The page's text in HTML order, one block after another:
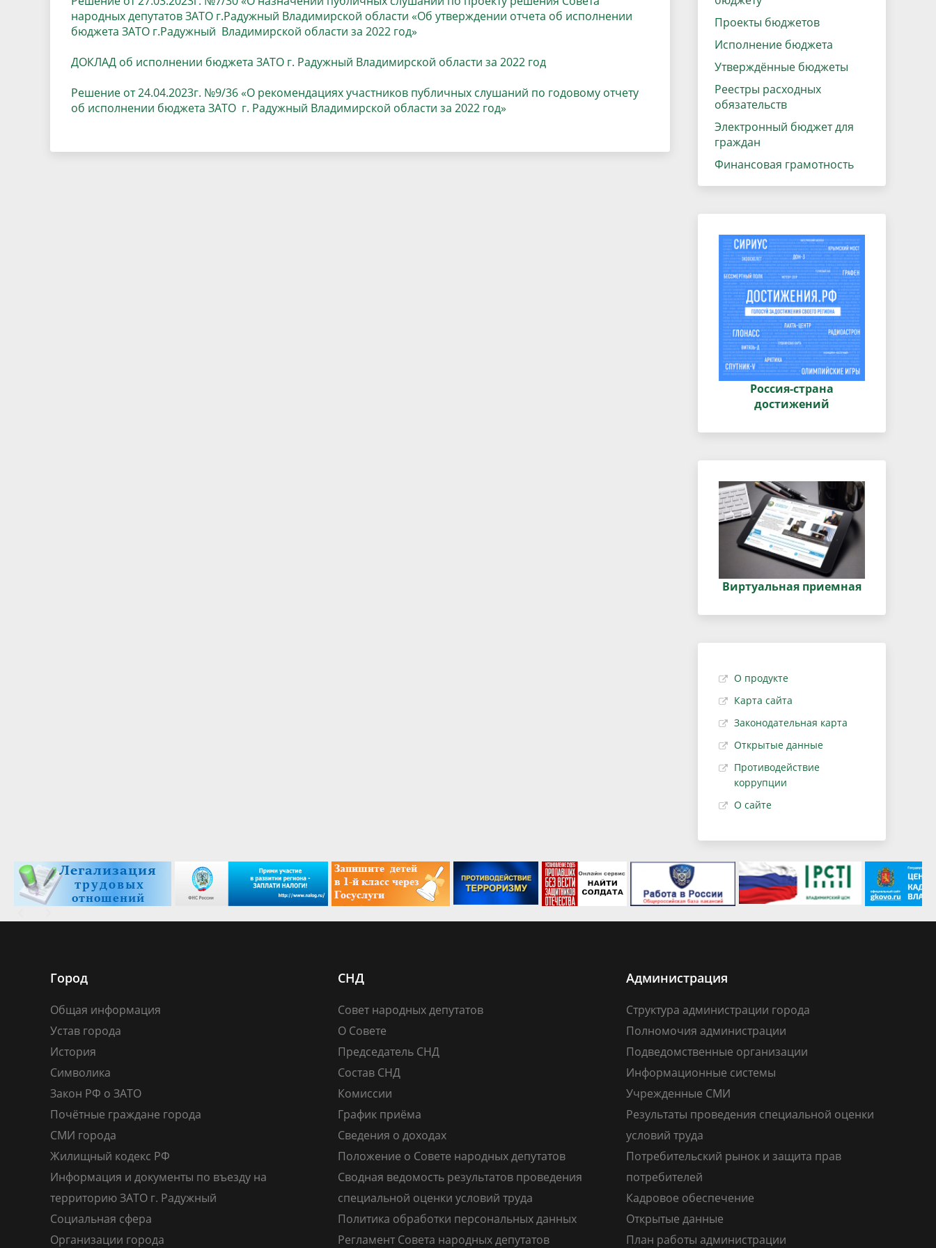
Песни о городе
Защита населения Технопарковая зона
Градостроительная деятельность
Инициативные проекты
условий труда
Координационные и совещательные
органы
Муниципальные закупки
Противодействие коррупции
Муниципально - частное
Поддержка малого и среднего
предпринимательства
Результаты проверок
народных депутатов ЗАТО г.Радужный Владимирской области «Об утверждении отчета об исполнении
бюджета ЗАТО г.Радужный Владимирской области за 2022 год»
ДОКЛАД об исполнении бюджета ЗАТО г. Радужный Владимирской области за 2022 год
Решение от 24.04.2023г. №9/36 «О рекомендациях участников публичных слушаний по годовому отчету
об исполнении бюджета ЗАТО г. Радужный Владимирской области за 2022 год»
Проекты бюджетов
Исполнение бюджета
Утверждённые бюджеты
Реестры расходных
обязательств
Электронный бюджет для
граждан
Финансовая грамотность
Россия-страна
достижений
Виртуальная приемная
О продукте
Карта сайта
Законодательная карта
Открытые данные
Противодействие
коррупции
О сайте
Город
Общая информация
Устав города
История
Символика
Закон РФ о ЗАТО
Почётные граждане города
СМИ города
Жилищный кодекс РФ
Информация и документы по въезду на
территорию ЗАТО г. Радужный
Социальная сфера
Организации города
СНД
Совет народных депутатов
О Совете
Председатель СНД
Состав СНД
Комиссии
График приёма
Сведения о доходах
Положение о Совете народных депутатов
Сводная ведомость результатов проведения
специальной оценки условий труда
Политика обработки персональных данных
Регламент Совета народных депутатов
Администрация
Структура администрации города
Полномочия администрации
Подведомственные организации
Информационные системы
Учрежденные СМИ
Результаты проведения специальной оценки
условий труда
Потребительский рынок и защита прав
потребителей
Кадровое обеспечение
Открытые данные
План работы администрации